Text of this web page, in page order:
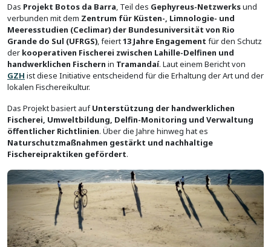
Das Projekt Botos da Barra , Teil des Gephyreus-Netzwerksund
verbunden mit dem Zentrum für Küsten-, Limnologie- und
Meeresstudien (Ceclimar) der Bundesuniversität von Rio
Grande do Sul (UFRGS) , feiert13 Jahre Engagement für den Schutz
der kooperativen Fischerei zwischen Lahille-Delfinen und
handwerklichen Fischern in Tramandaí. Laut einem Bericht von
GZH ist diese Initiative entscheidend für die Erhaltung der Art und der
lokalen Fischereikultur.
Das Projekt basiert aufUnterstützung der handwerklichen
Fischerei, Umweltbildung, Delfin-Monitoring und Verwaltung
öffentlicher Richtlinien. Über die Jahre hinweg hat es
Naturschutzmaßnahmen gestärkt und nachhaltige
Fischereipraktiken gefördert.
Bild